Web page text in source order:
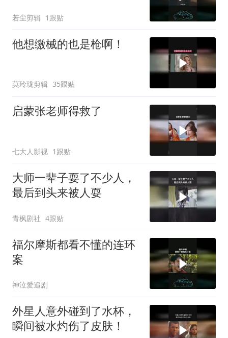
若尘剪辑 1跟贴
他想缴械的也是枪啊！
莫玲珑剪辑 35跟贴
启蒙张老师得救了
七大人影视 1跟贴
大师一辈子耍了不少人，
最后到头来被人耍
青枫剧社 4跟贴
福尔摩斯都看不懂的连环
案
神泣爱追剧
外星人意外碰到了水杯，
瞬间被水灼伤了皮肤！